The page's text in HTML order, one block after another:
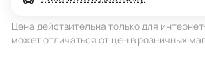
Цена действительна только для
может отличаться от цен в розничных